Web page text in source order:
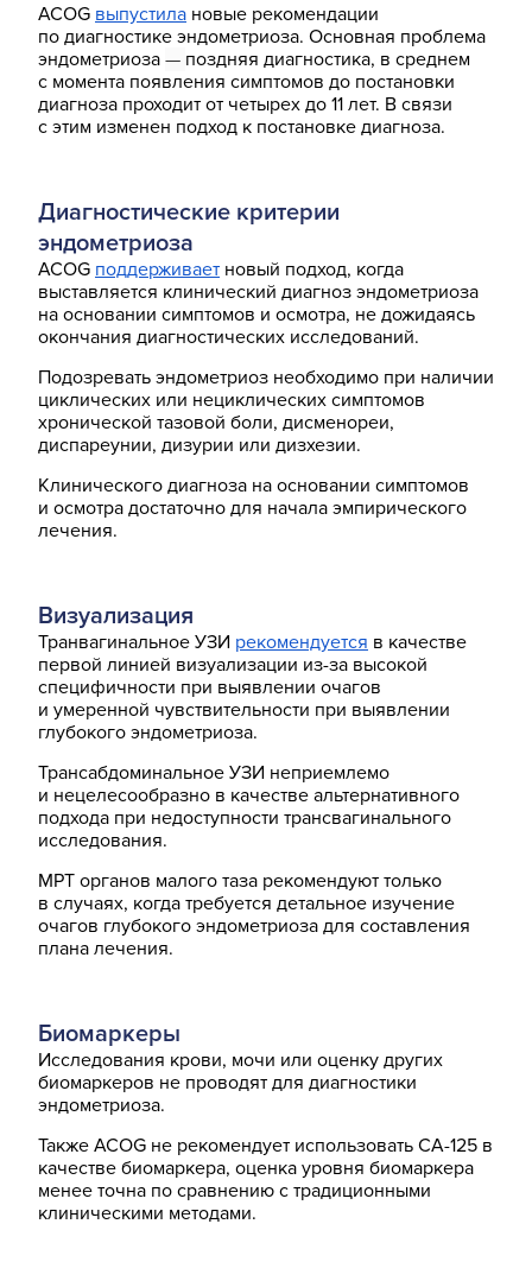
ACOG выпустила новые рекомендации
по диагностике эндометриоза. Основная проблема
эндометриоза — поздняя диагностика, в среднем
с момента появления симптомов до постановки
диагноза проходит от четырех до 11 лет. В связи
с этим изменен подход к постановке диагноза.
Диагностические критерии
эндометриоза
ACOG поддерживает новый подход, когда
выставляется клинический диагноз эндометриоза
на основании симптомов и осмотра, не дожидаясь
окончания диагностических исследований.
Подозревать эндометриоз необходимо при наличии
циклических или нециклических симптомов
хронической тазовой боли, дисменореи,
диспареунии, дизурии или дизхезии.
Клинического диагноза на основании симптомов
и осмотра достаточно для начала эмпирического
лечения.
Визуализация
Транвагинальное УЗИ рекомендуется в качестве
первой линией визуализации из-за высокой
специфичности при выявлении очагов
и умеренной чувствительности при выявлении
глубокого эндометриоза.
Трансабдоминальное УЗИ неприемлемо
и нецелесообразно в качестве альтернативного
подхода при недоступности трансвагинального
исследования.
МРТ органов малого таза рекомендуют только
в случаях, когда требуется детальное изучение
очагов глубокого эндометриоза для составления
плана лечения.
Биомаркеры
Исследования крови, мочи или оценку других
биомаркеров не проводят для диагностики
эндометриоза.
Также ACOG не рекомендует использовать СА-125 в
качестве биомаркера, оценка уровня биомаркера
менее точна по сравнению с традиционными
клиническими методами.